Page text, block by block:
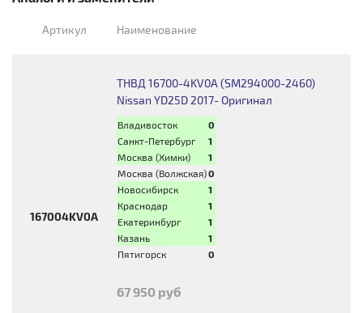
Артикул Наименование
167004KV0A
ТНВД 16700-4KV0A (SM294000-2460)
Nissan YD25D 2017- Оригинал
Владивосток
0
Санкт-Петербург
1
Москва (Химки)
1
Москва (Волжская)0
Новосибирск
1
Краснодар
1
Екатеринбург
1
Казань
1
Пятигорск
0
67 950 руб